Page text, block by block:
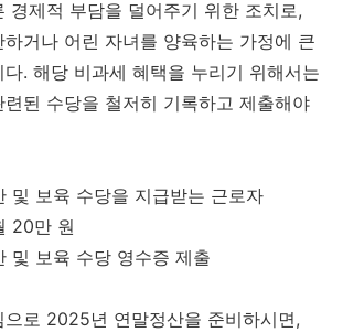
경제적 부담을 덜어주기 위한 조치로,
거나 어린 자녀를 양육하는 가정에 큰
. 해당 비과세 혜택을 누리기 위해서는
된 수당을 철저히 기록하고 제출해야
및 보육 수당을 지급받는 근로자
20만 원
및 보육 수당 영수증 제출
으로 2025년 연말정산을 준비하시면,